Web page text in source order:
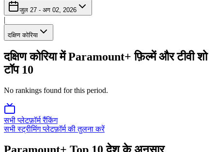
जुल 27 - अग 02, 2026
|
दक्षिण कोरिया
दक्षिण कोरिया में Paramount+ फ़िल्में और टीवी शो
टॉप 10
No rankings found for this period.
सभी प्लेटफ़ॉर्म रैंकिंग
सभी स्ट्रीमिंग प्लेटफ़ॉर्म की तुलना करें
Paramount+ Top 10देश के अनुसार